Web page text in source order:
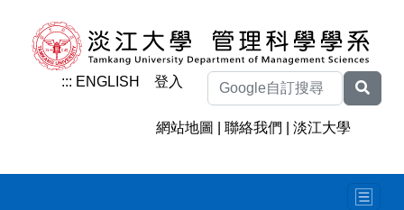
::: ENGLISH 登入
網站地圖 |聯絡我們 |淡江大學